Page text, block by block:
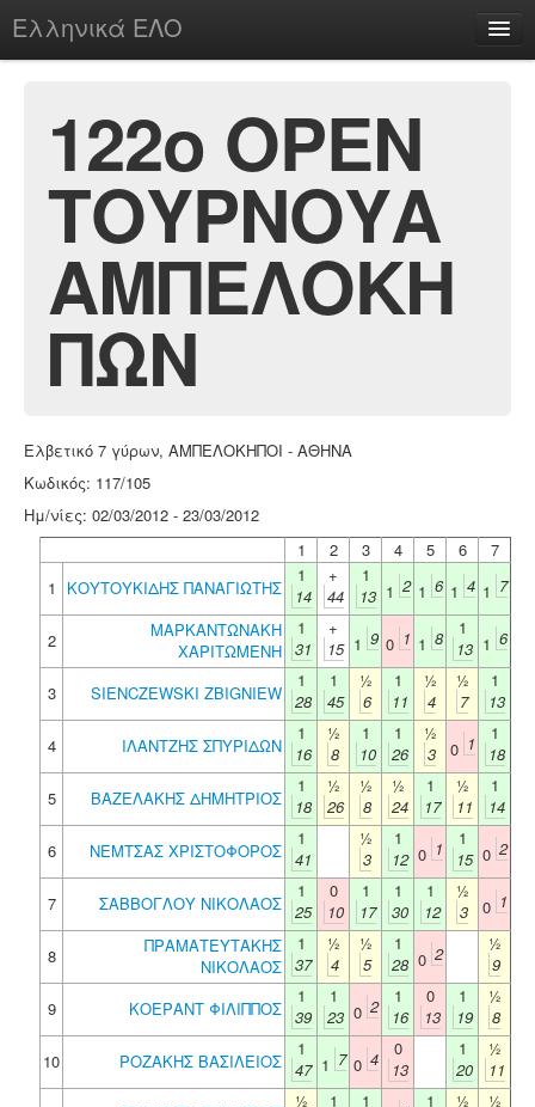
Ελληνικά ΕΛΟ
chesstu.be @ discord
Login
122ο ΟΡΕΝ
ΤΟΥΡΝΟΥΑ
ΑΜΠΕΛΟΚΗ
ΠΩΝ
Ελβετικό 7 γύρων, ΑΜΠΕΛΟΚΗΠΟΙ - ΑΘΗΝΑ
Κωδικός: 117/105
Ημ/νίες: 02/03/2012 - 23/03/2012
1
2 3 4 5 6
7
1
ΚΟΥΤΟΥΚΙΔΗΣ ΠΑΝΑΓΙΩΤΗΣ
1
14
+
44
1
13 1 2 1 6 1 4 1 7
2
ΜΑΡΚΑΝΤΩΝΑΚΗ
ΧΑΡΙΤΩΜΕΝΗ
1
31
+
15 1 9 0 1 1 8
1
13 1 6
3 SIENCZEWSKI ZBIGNIEW
1
28
1
45
½
6
1
11
½
4
½
7
1
13
4
ΙΛΑΝΤΖΗΣ ΣΠΥΡΙΔΩΝ
1
16
½
8
1
10
1
26
½
3
0 1
1
18
5
ΒΑΖΕΛΑΚΗΣ ΔΗΜΗΤΡΙΟΣ
1
18
½
26
½
8
½
24
1
17
½
11
1
14
6
ΝΕΜΤΣΑΣ ΧΡΙΣΤΟΦΟΡΟΣ
1
41
½
3
1
12 0 1
1
15 0 2
7 ΣΑΒΒΟΓΛΟΥ ΝΙΚΟΛΑΟΣ
1
25
0
10
1
17
1
30
1
12
½
3
0 1
8
ΠΡΑΜΑΤΕΥΤΑΚΗΣ
ΝΙΚΟΛΑΟΣ
1
37
½
4
½
5
1
28 0 2
½
9
9
ΚΟΕΡΑΝΤ ΦΙΛΙΠΠΟΣ
1
39
1
23 0 2
1
16
0
13
1
19
½
8
10
ΡΟΖΑΚΗΣ ΒΑΣΙΛΕΙΟΣ
1
47 1 7 0 4
0
13
1
20
½
11
½
1
1
1
½
½